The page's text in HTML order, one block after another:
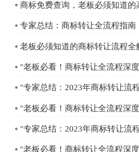
老板必须知道的商标转让流程全